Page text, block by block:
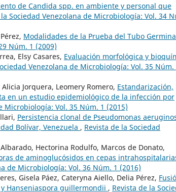
de Candida spp. en ambiente y personal que
Sociedad Venezolana de Microbiología: Vol. 34
Modalidades de la Prueba del Tubo
Núm. 1 (2009)
Elsy Casares, Evaluación morfológica y
Venezolana de Microbiología: Vol. 35 Núm.
Jorquera, Leomery Romero, Estandarización,
en un estudio epidemiológico de la infección por
Microbiología: Vol. 35 Núm. 1 (2015)
Persistencia clonal de Pseudomonas
Bolívar, Venezuela , Revista de la Sociedad
Hectorina Rodulfo, Marcos de Donato,
de aminoglucósidos en cepas
de Microbiología: Vol. 36 Núm. 1 (2016)
Gisela Páez, Cateryna Aiello, Delia Pérez,
Hanseniaspora guillermondii , Revista de la